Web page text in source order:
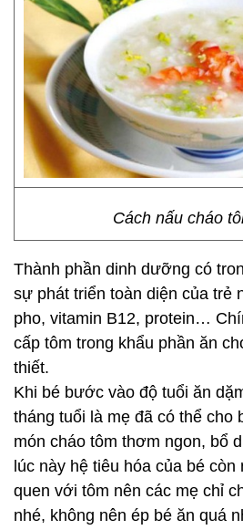
Cách nấu cháo
Thành phần dinh dưỡng có
sự phát triển toàn diện của trẻ
pho, vitamin B12, protein…
cấp tôm trong khẩu phần ăn
thiết.
Khi bé bước vào độ tuổi ăn
tháng tuổi là mẹ đã có thể cho
món cháo tôm thơm ngon, bổ
lúc này hệ tiêu hóa của bé
quen với tôm nên các mẹ chỉ
nhé, không nên ép bé ăn quá